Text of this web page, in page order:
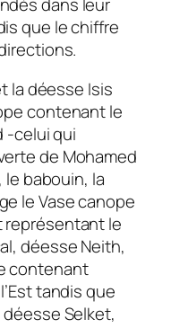
que le chiffre
la déesse Isis
contenant le
-celui qui
de Mohamed
le babouin, la
le Vase canope
le
déesse Neith,
contenant
tandis que
Selket,